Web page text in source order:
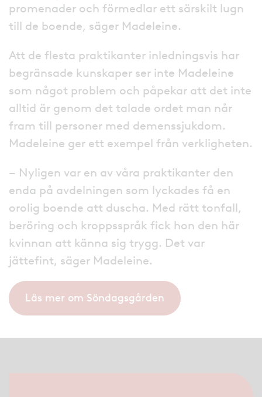
promenader och förmedlar ett särskilt lugn
till de boende, säger Madeleine.
Att de flesta praktikanter inledningsvis har
begränsade kunskaper ser inte Madeleine
som något problem och påpekar att det inte
alltid är genom det talade ordet man når
fram till personer med demenssjukdom.
Madeleine ger ett exempel från verkligheten.
– Nyligen var en av våra praktikanter den
enda på avdelningen som lyckades få en
orolig boende att duscha. Med rätt tonfall,
beröring och kroppsspråk fick hon den här
kvinnan att känna sig trygg. Det var
jättefint, säger Madeleine.
Läs mer om Söndagsgården